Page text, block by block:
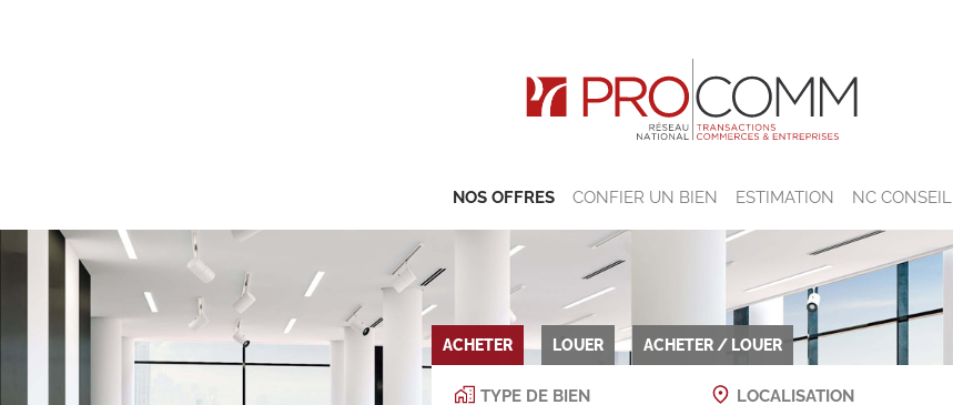
NOS OFFRES CONFIER UN BIEN ESTIMATION NC CONSEIL
ACHETER LOUER ACHETER / LOUER
TYPE DE BIEN
LOCALISATION